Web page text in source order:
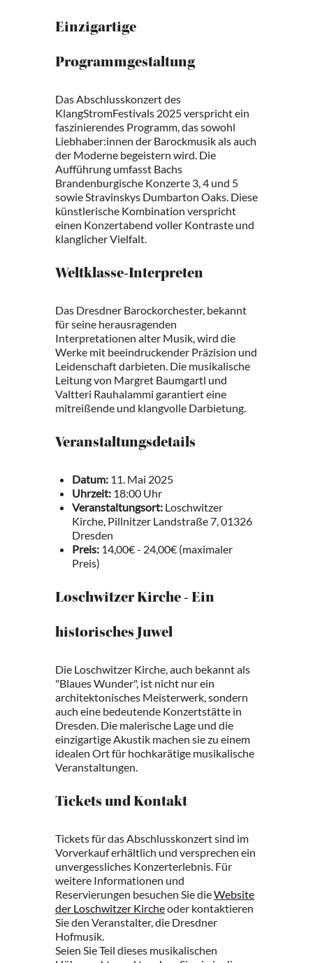
Einzigartige
Programmgestaltung
Das Abschlusskonzert des
KlangStromFestivals 2025 verspricht ein
faszinierendes Programm, das sowohl
Liebhaber:innen der Barockmusik als auch
der Moderne begeistern wird. Die
Aufführung umfasst Bachs
Brandenburgische Konzerte 3, 4 und 5
sowie Stravinskys Dumbarton Oaks. Diese
künstlerische Kombination verspricht
einen Konzertabend voller Kontraste und
klanglicher Vielfalt.
Weltklasse-Interpreten
Das Dresdner Barockorchester, bekannt
für seine herausragenden
Interpretationen alter Musik, wird die
Werke mit beeindruckender Präzision und
Leidenschaft darbieten. Die musikalische
Leitung von Margret Baumgartl und
Valtteri Rauhalammi garantiert eine
mitreißende und klangvolle Darbietung.
Veranstaltungsdetails
Datum: 11. Mai 2025
Uhrzeit: 18:00 Uhr
Veranstaltungsort: Loschwitzer
Kirche, Pillnitzer Landstraße 7, 01326
Dresden
Preis: 14,00€ - 24,00€ (maximaler
Preis)
Loschwitzer Kirche - Ein
historisches Juwel
Die Loschwitzer Kirche, auch bekannt als
"Blaues Wunder", ist nicht nur ein
architektonisches Meisterwerk, sondern
auch eine bedeutende Konzertstätte in
Dresden. Die malerische Lage und die
einzigartige Akustik machen sie zu einem
idealen Ort für hochkarätige musikalische
Veranstaltungen.
Tickets und Kontakt
Tickets für das Abschlusskonzert sind im
Vorverkauf erhältlich und versprechen ein
unvergessliches Konzerterlebnis. Für
weitere Informationen und
Reservierungen besuchen Sie dieWebsite
der Loschwitzer Kircheoder kontaktieren
Sie den Veranstalter, die Dresdner
Hofmusik.
Seien Sie Teil dieses musikalischen